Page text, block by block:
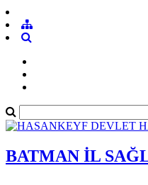
BATMAN İL